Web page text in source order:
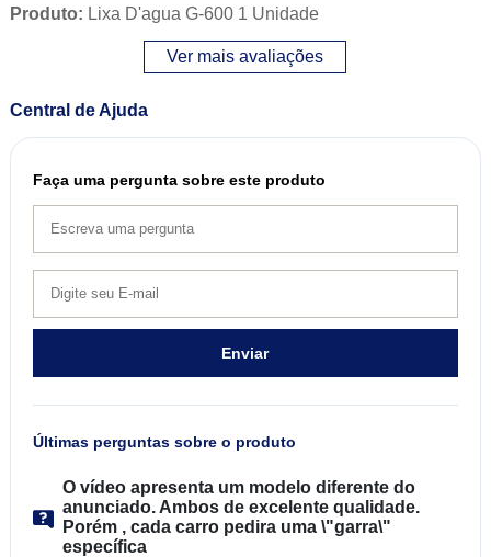
Produto: Lixa D'agua G-600 1 Unidade
Ver mais avaliações
Central de Ajuda
Faça uma pergunta sobre este produto
Enviar
Últimas perguntas sobre o produto
O vídeo apresenta um modelo diferente do
anunciado. Ambos de excelente qualidade.
Porém , cada carro pedira uma \"garra\"
específica